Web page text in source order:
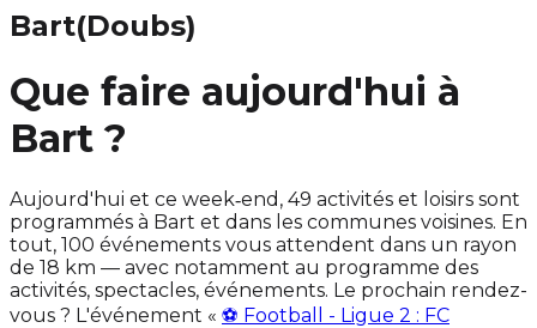
Bart(Doubs)
Que faire aujourd'hui à
Bart ?
Aujourd'hui et ce week‑end, 49 activités et loisirs sont
programmés à Bart et dans les communes voisines. En
tout, 100 événements vous attendent dans un rayon
de 18 km — avec notamment au programme des
activités, spectacles, événements. Le prochain rendez-
vous ? L'événement « ⚽ Football - Ligue 2 : FC